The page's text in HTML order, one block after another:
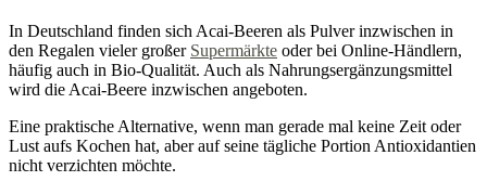
In Deutschland finden sich Acai-Beeren als Pulver inzwischen in
den Regalen vieler großer Supermärkte oder bei Online-Händlern,
häufig auch in Bio-Qualität. Auch als Nahrungsergänzungsmittel
wird die Acai-Beere inzwischen angeboten.
Eine praktische Alternative, wenn man gerade mal keine Zeit oder
Lust aufs Kochen hat, aber auf seine tägliche Portion Antioxidantien
nicht verzichten möchte.